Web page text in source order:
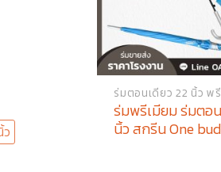
ร่มตอนเดียว 22 นิ้ว พ
ร่มพรีเมียม ร่มตอ
นิ้ว สกรีน One